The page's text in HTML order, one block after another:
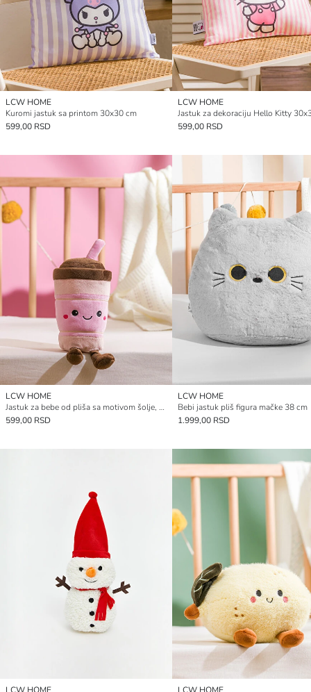
LCW HOME
Kuromi jastuk sa printom 30x30 cm
599,00 RSD
LCW HOME
Jastuk za dekoraciju Hello Kitty
599,00 RSD
LCW HOME
Jastuk za bebe od pliša sa motivom šolje, 24 cm
599,00 RSD
LCW HOME
Bebi jastuk pliš figura mačke 38 cm
1.999,00 RSD
LCW HOME LCW HOME